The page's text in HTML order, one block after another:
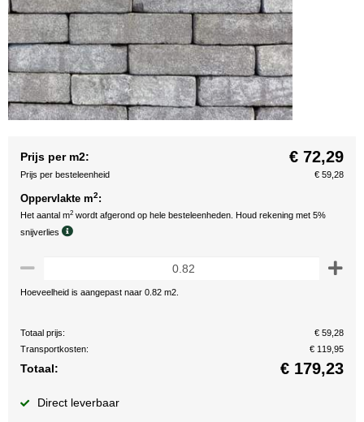
Prijs per m2: € 72,29
Prijs per besteleenheid € 59,28
Oppervlakte m2:
Het aantal m2 wordt afgerond op hele besteleenheden. Houd rekening met 5%
snijverlies
Hoeveelheid is aangepast naar 0.82 m2.
Totaal prijs:
€ 59,28
Transportkosten:
€ 119,95
Totaal: € 179,23
Direct leverbaar